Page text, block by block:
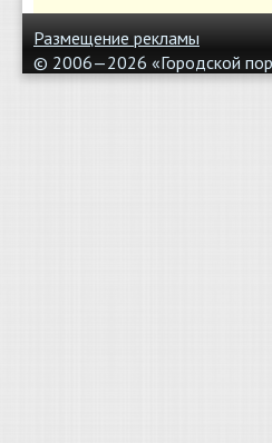
Размещение рекламы
© 2006—2026 «Городской